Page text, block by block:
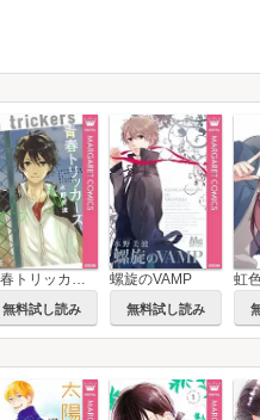
無料試し読み
螺旋のVAMP
無料試し読み
虹